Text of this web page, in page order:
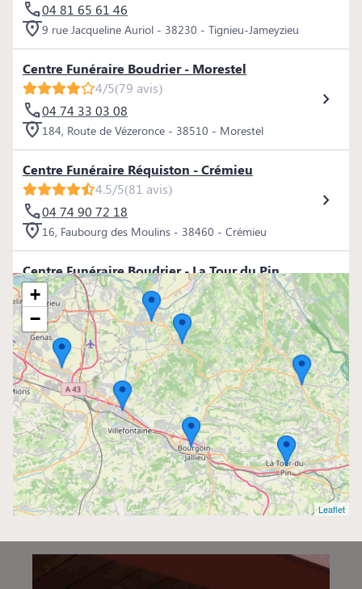
04 81 65 61 46
9 rue Jacqueline Auriol - 38230 - Tignieu-Jameyzieu
Centre Funéraire Boudrier - Morestel
4/5(79 avis)
04 74 33 03 08
184, Route de Vézeronce - 38510 - Morestel
Centre Funéraire Réquiston - Crémieu
4.5/5(81 avis)
04 74 90 72 18
16, Faubourg des Moulins - 38460 - Crémieu
Centre Funéraire Boudrier - La Tour du Pin
4.5/5(98 avis)
04 74 97 80 80
16, Rue Jean Ferrand - 38110 - La Tour-du-Pin
Centre Funéraire Boudrier - La Verpillère
4.8/5(98 avis)
04 81 61 04 20
695, Rue de la République - 38290 - La Verpillière
Centre Funéraire Boudrier - Bourgoin-Jallieu
4.6/5(442 avis)
04 74 28 22 44
+
−
Leaflet